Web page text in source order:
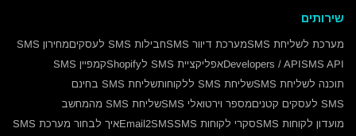
שירותים
מערכת לשליחת SMS מערכת דיוור SMS חבילות SMS לעסקים
מחירון SMS
SMS API
Developers / APIאפליקציית SMS לShopify
קמפיין SMS
תוכנה לשליחת SMS
שליחת SMS ללקוחות
שליחת SMS בחינם
SMS לעסקים קטנים
מספר וירטואלי SMS
שליחת SMS מהמחשב
מועדון לקוחות SMS
סקרי לקוחות SMS Email2SMSאיך לבחור מערכת SMS